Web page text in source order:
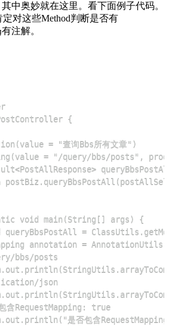
中奥妙就在这里。看下面例子代码。
定对这些Method判断是否有
有注解。
@RestController
        //是否包含RequestMapping: true